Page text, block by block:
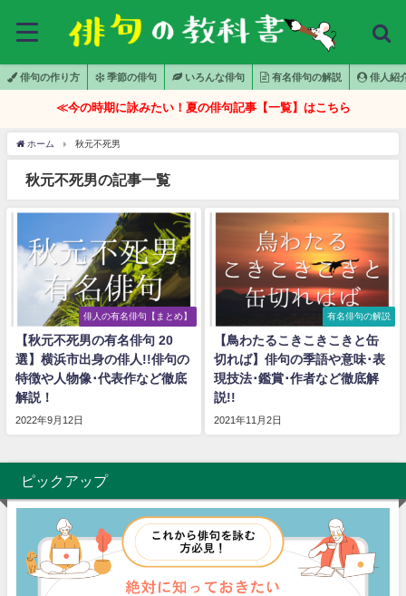
俳句の作り方 季節の俳句 いろんな俳句 有名俳句の解説 俳人紹
≪今の時期に詠みたい！夏の俳句記事【一覧】はこちら
ホーム 秋元不死男
秋元不死男の記事一覧
俳人の有名俳句【まとめ】
【秋元不死男の有名俳句 20
選】横浜市出身の俳人!!俳句の
特徴や人物像･代表作など徹底
解説！
2022年9月12日
有名俳句の解説
【鳥わたるこきこきこきと缶
切れば】俳句の季語や意味･表
現技法･鑑賞･作者など徹底解
説!!
2021年11月2日
ピックアップ